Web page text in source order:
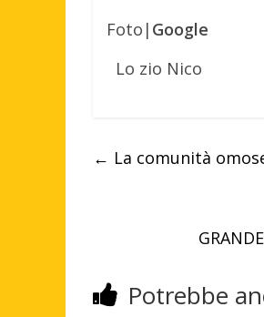
Foto| Google
Lo zio Nico
← La comunità
Potrebbe